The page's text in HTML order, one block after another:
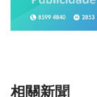
相關新聞